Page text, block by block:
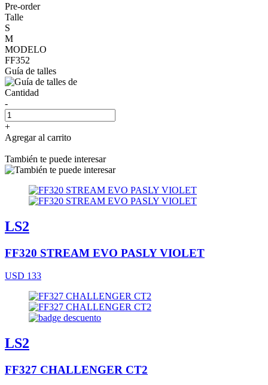
Pre-order
Talle
S
M
MODELO
FF352
Guía de talles
Cantidad
-
+
Agregar al carrito
También te puede interesar
LS2
FF320 STREAM EVO PASLY VIOLET
USD 133
LS2
FF327 CHALLENGER CT2